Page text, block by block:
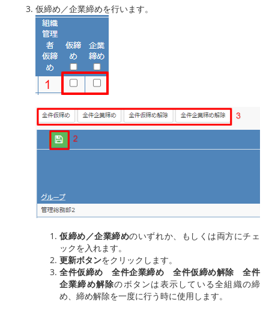
仮締め／企業締めを行います。
仮締め／企業締めのいずれか、もしくは両方にチェ
ックを入れます。
更新ボタンをクリックします。
全件仮締め
全件企業締め 全件仮締め解除
全件
企業締め解除のボタンは表示している全組織の締
め、締め解除を一度に行う時に使用します。